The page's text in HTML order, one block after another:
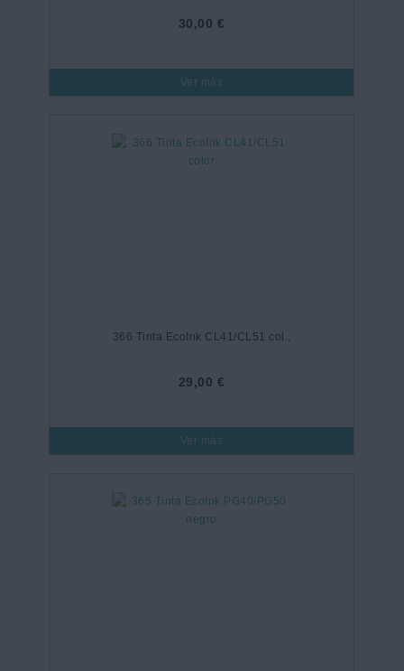
30,00 €
Ver más
366 Tinta EcoInk CL41/CL51 col..
29,00 €
Ver más